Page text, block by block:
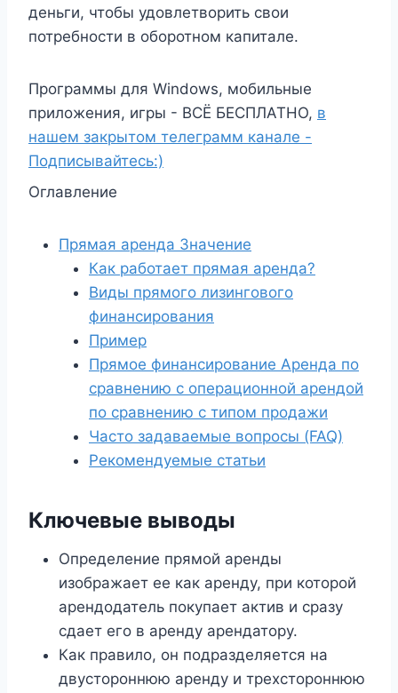
деньги, чтобы удовлетворить свои
потребности в оборотном капитале.
Программы для Windows, мобильные
приложения, игры - ВСЁ БЕСПЛАТНО, в
нашем закрытом телеграмм канале -
Подписывайтесь:)
Оглавление
Прямая аренда Значение
Как работает прямая аренда?
Виды прямого лизингового
финансирования
Пример
Прямое финансирование Аренда по
сравнению с операционной арендой
по сравнению с типом продажи
Часто задаваемые вопросы (FAQ)
Рекомендуемые статьи
Ключевые выводы
Определение прямой аренды
изображает ее как аренду, при которой
арендодатель покупает актив и сразу
сдает его в аренду арендатору.
Как правило, он подразделяется на
двустороннюю аренду и трехстороннюю